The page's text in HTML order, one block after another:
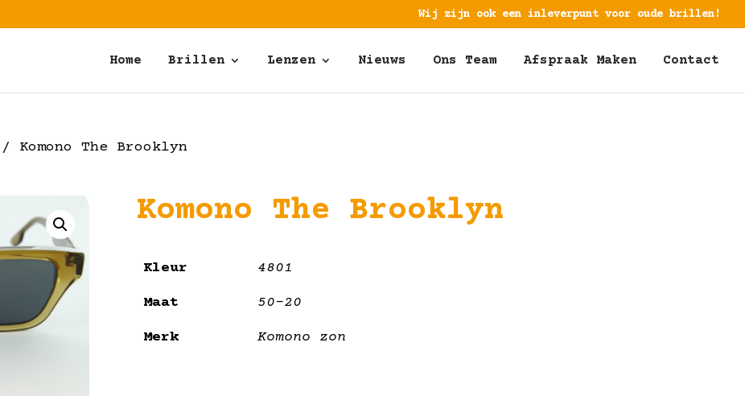
Wij zijn ook een inleverpunt voor oude brillen!
Home Brillen Lenzen Nieuws Ons Team Afspraak Maken Contact
/ Komono The Brooklyn
Komono The Brooklyn
Kleur 4801
Maat 50-20
Merk Komono zon